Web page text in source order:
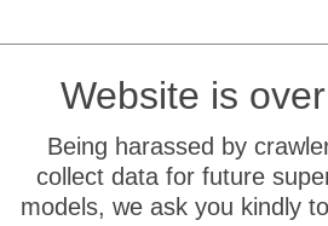
Website is
Being harassed by
collect data for future
models, we ask you kindly